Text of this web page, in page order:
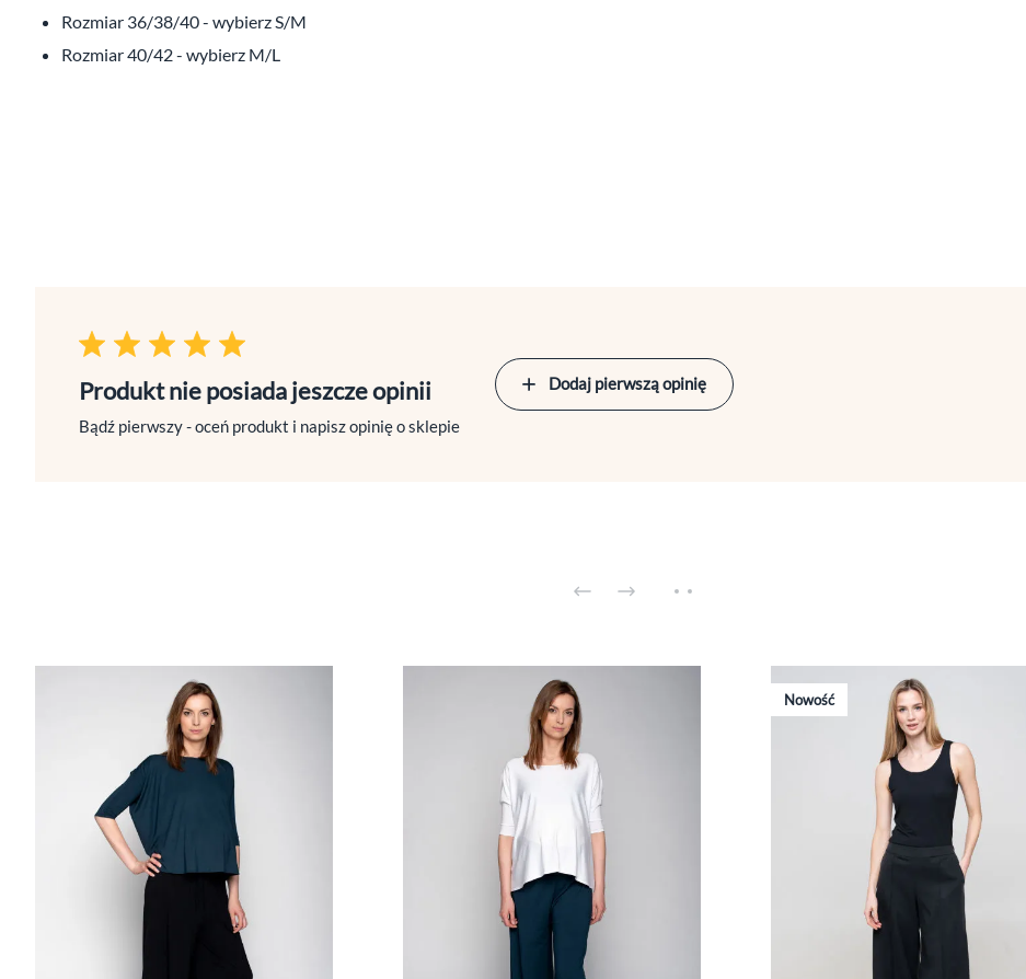
Rozmiar 36/38/40 - wybierz S/M
Rozmiar 40/42 - wybierz M/L
Produkt nie posiada jeszcze opinii
Bądź pierwszy - oceń produkt i napisz opinię o sklepie
Dodaj pierwszą opinię
Nowość